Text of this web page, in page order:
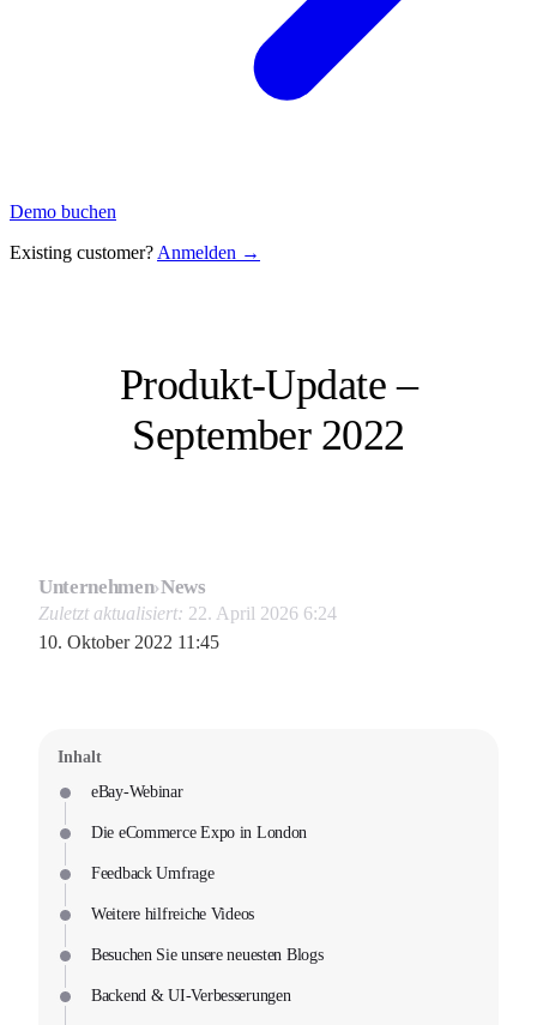
Demo buchen
Existing customer? Anmelden →
Produkt-Update –
September 2022
Unternehmen›News
Zuletzt aktualisiert: 22. April 2026 6:24
10. Oktober 2022 11:45
Inhalt
eBay-Webinar
Die eCommerce Expo in London
Feedback Umfrage
Weitere hilfreiche Videos
Besuchen Sie unsere neuesten Blogs
Backend & UI-Verbesserungen